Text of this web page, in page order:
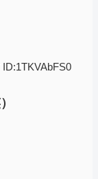
ID:1TKVAbFS0